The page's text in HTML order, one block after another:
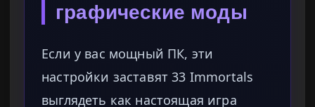
графические моды
Если у вас мощный ПК, эти
настройки заставят 33 Immortals
выглядеть как настоящая игра